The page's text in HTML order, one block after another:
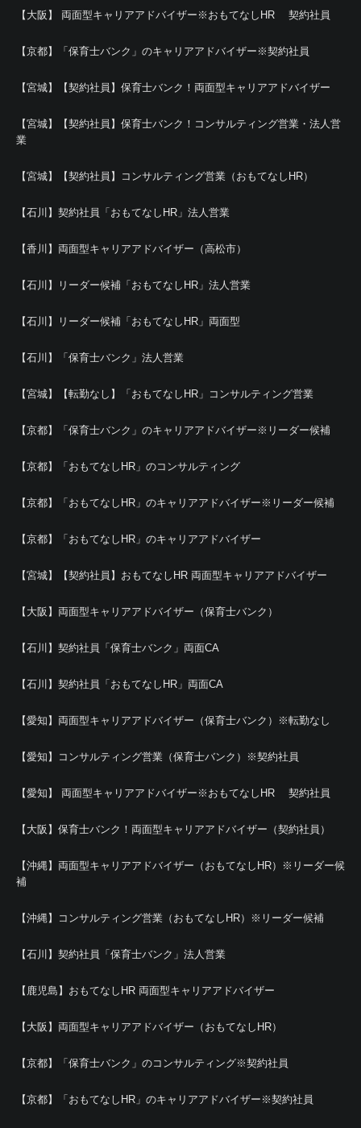
【大阪】 両面型キャリアアドバイザー※おもてなしHR 契約社員
【京都】「保育士バンク」のキャリアアドバイザー※契約社員
【宮城】【契約社員】保育士バンク！両面型キャリアアドバイザー
【宮城】【契約社員】保育士バンク！コンサルティング営業・法人営
業
【宮城】【契約社員】コンサルティング営業（おもてなしHR）
【石川】契約社員「おもてなしHR」法人営業
【香川】両面型キャリアアドバイザー（高松市）
【石川】リーダー候補「おもてなしHR」法人営業
【石川】リーダー候補「おもてなしHR」両面型
【石川】「保育士バンク」法人営業
【宮城】【転勤なし】「おもてなしHR」コンサルティング営業
【京都】「保育士バンク」のキャリアアドバイザー※リーダー候補
【京都】「おもてなしHR」のコンサルティング
【京都】「おもてなしHR」のキャリアアドバイザー※リーダー候補
【京都】「おもてなしHR」のキャリアアドバイザー
【宮城】【契約社員】おもてなしHR 両面型キャリアアドバイザー
【大阪】両面型キャリアアドバイザー（保育士バンク）
【石川】契約社員「保育士バンク」両面CA
【石川】契約社員「おもてなしHR」両面CA
【愛知】両面型キャリアアドバイザー（保育士バンク）※転勤なし
【愛知】コンサルティング営業（保育士バンク）※契約社員
【愛知】 両面型キャリアアドバイザー※おもてなしHR 契約社員
【大阪】保育士バンク！両面型キャリアアドバイザー（契約社員）
【沖縄】両面型キャリアアドバイザー（おもてなしHR）※リーダー候
補
【沖縄】コンサルティング営業（おもてなしHR）※リーダー候補
【石川】契約社員「保育士バンク」法人営業
【鹿児島】おもてなしHR 両面型キャリアアドバイザー
【大阪】両面型キャリアアドバイザー（おもてなしHR）
【京都】「保育士バンク」のコンサルティング※契約社員
【京都】「おもてなしHR」のキャリアアドバイザー※契約社員